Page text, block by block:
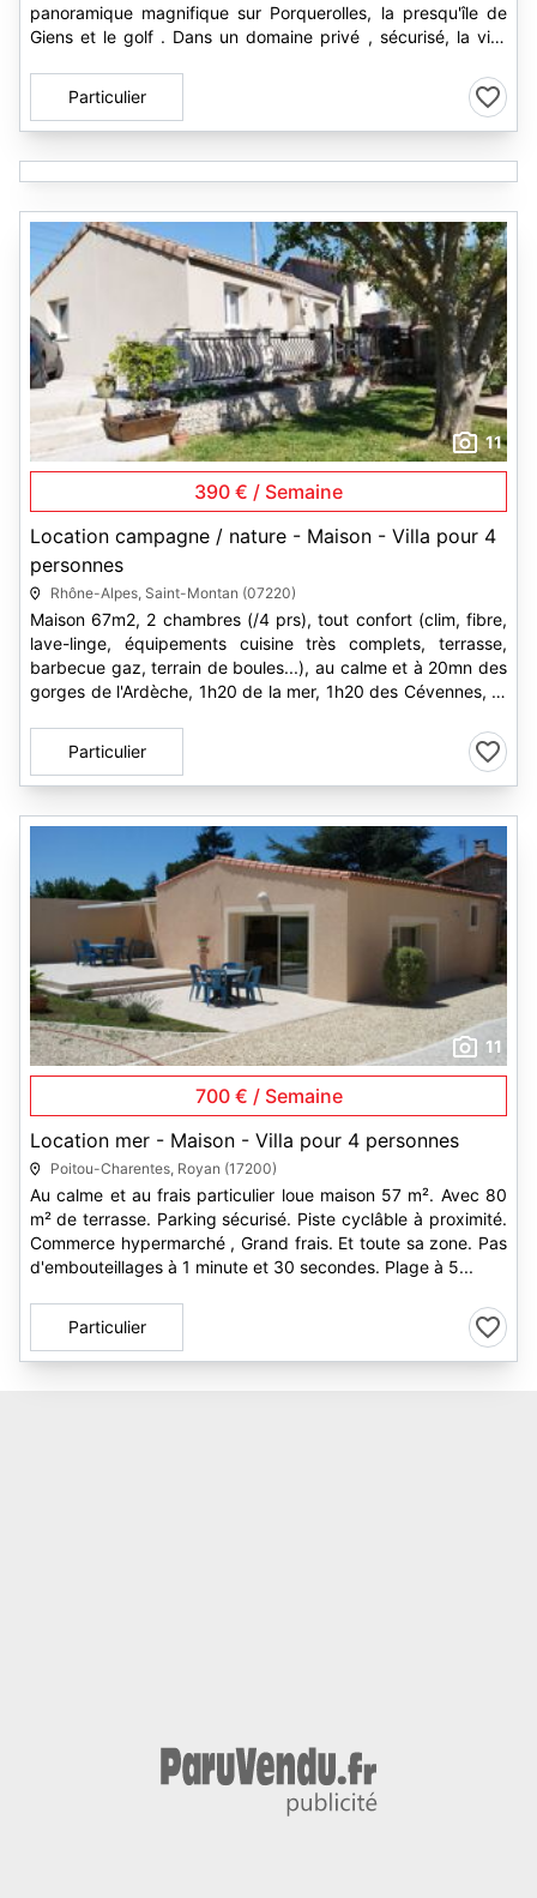
panoramique magnifique sur Porquerolles, la presqu'île de
Giens et le golf . Dans un domaine privé , sécurisé, la villa
Particulier
11
390 € / Semaine
Location campagne / nature - Maison - Villa pour 4
personnes
Rhône-Alpes, Saint-Montan (07220)
Maison 67m2, 2 chambres (/4 prs), tout confort (clim, fibre,
lave-linge, équipements cuisine très complets, terrasse,
barbecue gaz, terrain de boules...), au calme et à 20mn des
gorges de l'Ardèche, 1h20 de la mer, 1h20 des Cévennes, et
Particulier
11
700 € / Semaine
Location mer - Maison - Villa pour 4 personnes
Poitou-Charentes, Royan (17200)
Au calme et au frais particulier loue maison 57 m². Avec 80
m² de terrasse. Parking sécurisé. Piste cyclâble à proximité.
Commerce hypermarché , Grand frais. Et toute sa zone. Pas
d'embouteillages à 1 minute et 30 secondes. Plage à 5...
Particulier